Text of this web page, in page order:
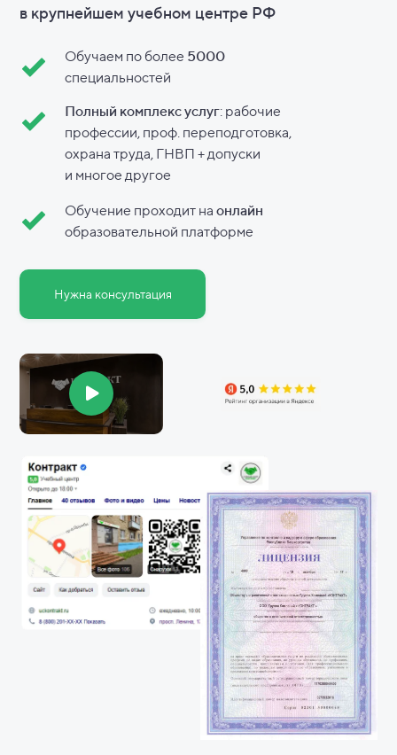
Нужна консультация
в крупнейшем учебном центре РФ
Обучаем по более 5000
специальностей
Обучение проходит наонлайн
образовательной платформе
Полный комплекс услуг: рабочие
профессии, проф. переподготовка,
охрана труда, ГНВП + допуски
и многое другое